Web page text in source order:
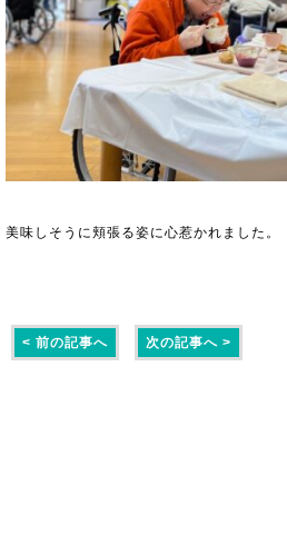
美味しそうに頬張る姿に心惹かれました。
< 前の記事へ 次の記事へ >